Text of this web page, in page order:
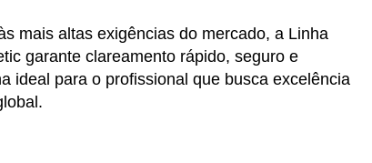
mais altas exigências do mercado, a Linha
garante clareamento rápido, seguro e
ideal para o profissional que busca excelência